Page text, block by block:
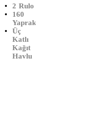
Rulo
Kağıt
Havlu
(2'li)
2 Rulo
160
Yaprak
Üç
Katlı
Kağıt
Havlu